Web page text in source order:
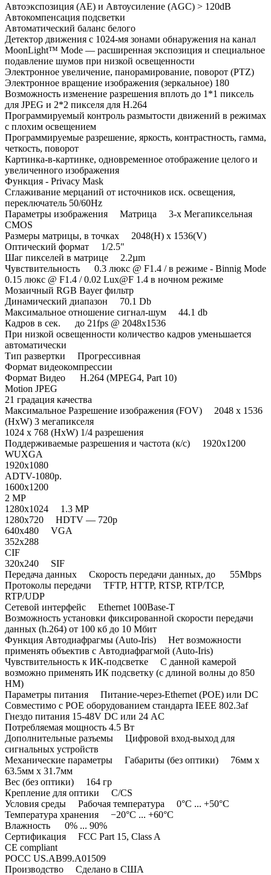
Автоэкспозиция (AE) и Автоусиление (AGC) > 120dB
Автокомпенсация подсветки
Автоматический баланс белого
Детектор движения с 1024-мя зонами обнаружения на канал
MoonLight™ Mode — расширенная экспозиция и специальное
подавление шумов при низкой освещенности
Электронное увеличение, панорамирование, поворот (PTZ)
Электронное вращение изображения (зеркальное) 180
Возможность изменение разрешения вплоть до 1*1 пиксель
для JPEG и 2*2 пикселя для H.264
Программируемый контроль размытости движений в режимах
с плохим освещением
Программируемые разрешение, яркость, контрастность, гамма,
четкость, поворот
Картинка-в-картинке, одновременное отображение целого и
увеличенного изображения
Функция - Privacy Mask
Сглаживание мерцаний от источников иск. освещения,
переключатель 50/60Hz
Параметры изображения Матрица 3-х Мегапиксельная
CMOS
Размеры матрицы, в точках 2048(H) x 1536(V)
Оптический формат 1/2.5"
Шаг пикселей в матрице 2.2µm
Чувствительность 0.3 люкс @ F1.4 / в режиме - Binnig Mode
0.15 люкс @ F1.4 / 0.02 Lux@F 1.4 в ночном режиме
Мозаичный RGB Bayer фильтр
Динамический диапазон 70.1 Db
Максимальное отношение сигнал-шум 44.1 db
Кадров в сек. до 21fps @ 2048x1536
При низкой освещенности количество кадров уменьшается
автоматически
Тип развертки Прогрессивная
Формат видеокомпрессии
Формат Видео H.264 (MPEG4, Part 10)
Motion JPEG
21 градация качества
Максимальное Разрешение изображения (FOV) 2048 x 1536
(HxW) 3 мегапикселя
1024 x 768 (HxW) 1/4 разрешения
Поддерживаемые разрешения и частота (к/с) 1920x1200
WUXGA
1920x1080
ADTV-1080p.
1600x1200
2 MP
1280x1024 1.3 MP
1280x720 HDTV — 720p
640x480 VGA
352x288
CIF
320x240 SIF
Передача данных Скорость передачи данных, до 55Mbps
Протоколы передачи TFTP, HTTP, RTSP, RTP/TCP,
RTP/UDP
Сетевой интерфейс Ethernet 100Base-T
Возможность установки фиксированной скорости передачи
данных (h.264) от 100 кб до 10 Мбит
Функция Автодиафрагмы (Auto-Iris) Нет возможности
применять объектив с Автодиафрагмой (Auto-Iris)
Чувствительность к ИК-подсветке С данной камерой
возможно применять ИК подсветку (с длиной волны до 850
НМ)
Параметры питания Питание-через-Ethernet (POE) или DC
Совместимо с POE оборудованием стандарта IEEE 802.3af
Гнездо питания 15-48V DC или 24 AC
Потребляемая мощность 4.5 Вт
Дополнительные разъемы Цифровой вход-выход для
сигнальных устройств
Механические параметры Габариты (без оптики) 76мм x
63.5мм x 31.7мм
Вес (без оптики) 164 гр
Крепление для оптики C/CS
Условия среды Рабочая температура 0°C ... +50°C
Температура хранения −20°C ... +60°C
Влажность 0% ... 90%
Сертификация FCC Part 15, Class A
CE compliant
РОСС US.АВ99.A01509
Производство Сделано в США